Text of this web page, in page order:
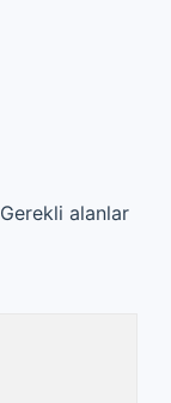
Gerekli alanlar